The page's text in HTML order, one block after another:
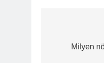
Milyen